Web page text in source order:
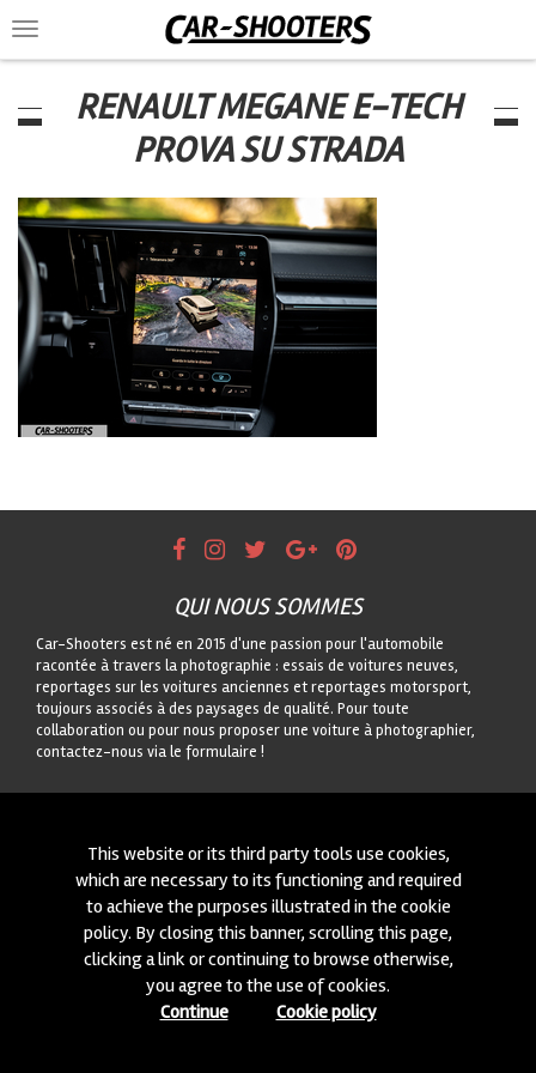
Toggle
navigation
RENAULT MEGANE E-TECH
PROVA SU STRADA
QUI NOUS SOMMES
Car-Shooters est né en 2015 d'une passion pour l'automobile
racontée à travers la photographie : essais de voitures neuves,
reportages sur les voitures anciennes et reportages motorsport,
toujours associés à des paysages de qualité. Pour toute
collaboration ou pour nous proposer une voiture à photographier,
contactez-nous via le formulaire !
CONTACTEZ-NOUS
nouvelles voitures à photographier! Ecrivez-nous à travers notre
moduleiçi!
© 2015-2026 CAR-SHOOTERS. ALL RIGHTS RESERVED.
This website or its third party tools use cookies,
which are necessary to its functioning and required
to achieve the purposes illustrated in the cookie
policy. By closing this banner, scrolling this page,
clicking a link or continuing to browse otherwise,
you agree to the use of cookies.
Continue
Cookie policy